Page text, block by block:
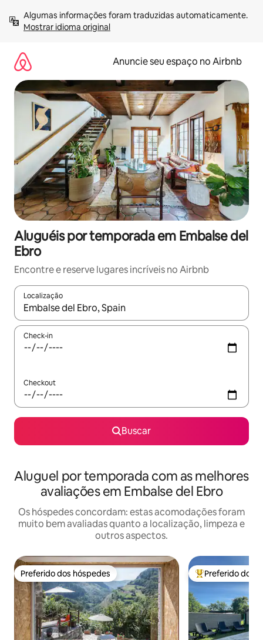
para
Mostrar idioma original
Anuncie seu espaço no Airbnb
Aluguéis por temporada em Embalse del
Ebro
Encontre e reserve lugares incríveis no Airbnb
Localização
Quando os resultados estiverem disponíveis, explore-os
Check-in
Checkout
Buscar
Aluguel por temporada com as melhores
avaliações em Embalse del Ebro
Os hóspedes concordam: estas acomodações foram
muito bem avaliadas quanto a localização, limpeza e
outros aspectos.
Preferido dos hóspedes
Preferido dos hóspedes Entre os
Preferido dos